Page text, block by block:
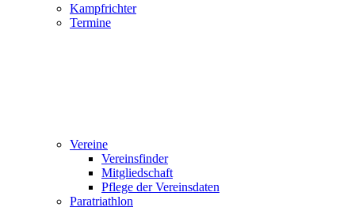
Kampfrichter
Termine
Vereine
Vereinsfinder
Mitgliedschaft
Pflege der Vereinsdaten
Paratriathlon